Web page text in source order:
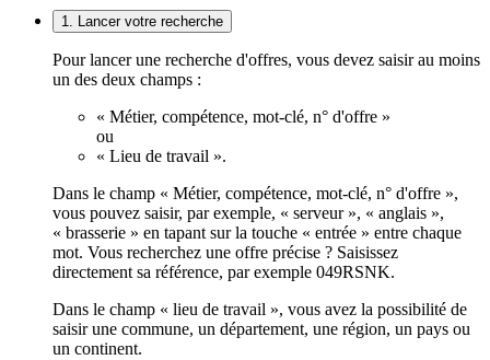
1. Lancer votre recherche
Pour lancer une recherche d'offres, vous devez saisir au moins
un des deux champs :
« Métier, compétence, mot-clé, n° d'offre »
ou
« Lieu de travail ».
Dans le champ « Métier, compétence, mot-clé, n° d'offre »,
vous pouvez saisir, par exemple, « serveur », « anglais »,
« brasserie » en tapant sur la touche « entrée » entre chaque
mot. Vous recherchez une offre précise ? Saisissez
directement sa référence, par exemple 049RSNK.
Dans le champ « lieu de travail », vous avez la possibilité de
saisir une commune, un département, une région, un pays ou
un continent.